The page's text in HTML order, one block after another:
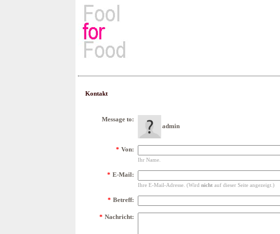
Kontakt
Message to:
admin
* Von:
Ihr Name.
* E-Mail:
Ihre E-Mail-Adresse. (Wird nicht auf dieser Seite angezeigt.)
* Betreff:
* Nachricht: